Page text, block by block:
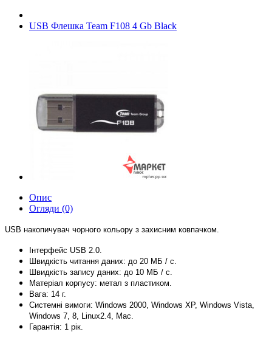
USB Флешка Team F108 4 Gb Black
Опис
Огляди (0)
USB накопичувач чорного кольору з захисним ковпачком.
Інтерфейс USB 2.0.
Швидкість читання даних: до 20 МБ / с.
Швидкість запису даних: до 10 МБ / с.
Матеріал корпусу: метал з пластиком.
Вага: 14 г.
Системні вимоги: Windows 2000, Windows XP, Windows Vista,
Windows 7, 8, Linux2.4, Mac.
Гарантія: 1 рік.